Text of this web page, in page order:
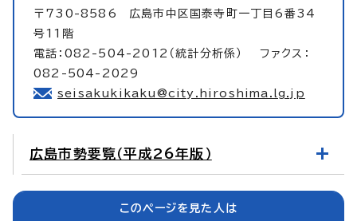
〒730-8586 広島市中区国泰寺町一丁目6番34
号11階
電話：082-504-2012（統計分析係） ファクス：
082-504-2029
seisakukikaku@city.hiroshima.lg.jp
広島市勢要覧（平成26年版）
このページを見た人は